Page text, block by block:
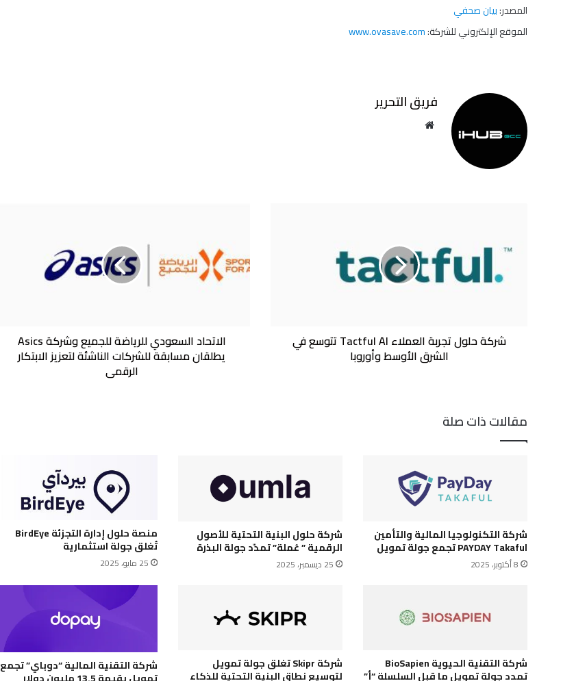
المصدر:بيان صحفي
الموقع الإلكتروني للشركة:www.ovasave.com
فريق التحرير
العملاء
الأوسط
شركة حلول تجربة العملاء Tactful AI تتوسع في
الشرق الأوسط وأوروبا
للجميع
وشركة
الاتحاد السعودي للرياضة للجميع وشركة Asics
يطلقان مسابقة للشركات الناشئة لتعزيز الابتكار
الرقمي
مقالات ذات صلة
شركة التكنولوجيا المالية والتأمين
PAYDAY Takaful تجمع جولة تمويل
8 أكتوبر، 2025
شركة حلول البنية التحتية للأصول
الرقمية ” عُملة” تمدّد جولة البذرة
25 ديسمبر، 2025
منصة حلول إدارة التجزئة BirdEye
تُغلق جولة استثمارية
25 مايو، 2025
شركة التقنية الحيوية BioSapien
تمدد جولة تمويل ما قبل السلسلة “أ”
شركة Skipr تغلق جولة تمويل
لتوسيع نطاق البنية التحتية للذكاء
شركة التقنية المالية “دوباي” تجمع